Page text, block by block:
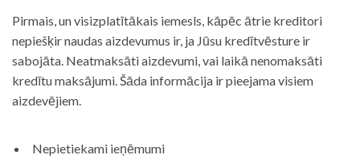
Pirmais, un visizplatītākais iemesls, kāpēc ātrie kreditori
nepiešķir naudas aizdevumus ir, ja Jūsu kredītvēsture ir
sabojāta. Neatmaksāti aizdevumi, vai laikā nenomaksāti
kredītu maksājumi. Šāda informācija ir pieejama visiem
aizdevējiem.
Nepietiekami ieņēmumi